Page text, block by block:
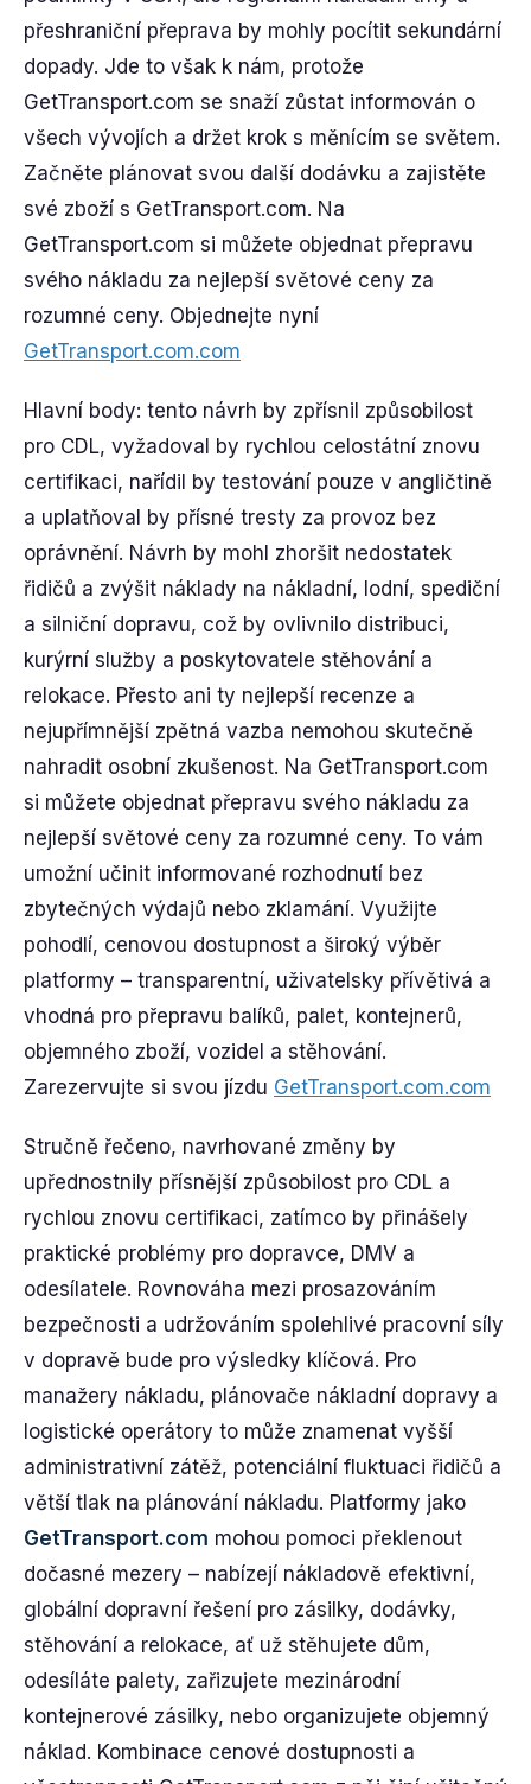
přeshraniční přeprava by mohly pocítit sekundární
dopady. Jde to však k nám, protože
GetTransport.com se snaží zůstat informován o
všech vývojích a držet krok s měnícím se světem.
Začněte plánovat svou další dodávku a zajistěte
své zboží s GetTransport.com. Na
GetTransport.com si můžete objednat přepravu
svého nákladu za nejlepší světové ceny za
rozumné ceny. Objednejte nyní
GetTransport.com.com
Hlavní body: tento návrh by zpřísnil způsobilost
pro CDL, vyžadoval by rychlou celostátní znovu
certifikaci, nařídil by testování pouze v angličtině
a uplatňoval by přísné tresty za provoz bez
oprávnění. Návrh by mohl zhoršit nedostatek
řidičů a zvýšit náklady na nákladní, lodní, spediční
a silniční dopravu, což by ovlivnilo distribuci,
kurýrní služby a poskytovatele stěhování a
relokace. Přesto ani ty nejlepší recenze a
nejupřímnější zpětná vazba nemohou skutečně
nahradit osobní zkušenost. Na GetTransport.com
si můžete objednat přepravu svého nákladu za
nejlepší světové ceny za rozumné ceny. To vám
umožní učinit informované rozhodnutí bez
zbytečných výdajů nebo zklamání. Využijte
pohodlí, cenovou dostupnost a široký výběr
platformy – transparentní, uživatelsky přívětivá a
vhodná pro přepravu balíků, palet, kontejnerů,
objemného zboží, vozidel a stěhování.
Zarezervujte si svou jízdu GetTransport.com.com
Stručně řečeno, navrhované změny by
upřednostnily přísnější způsobilost pro CDL a
rychlou znovu certifikaci, zatímco by přinášely
praktické problémy pro dopravce, DMV a
odesílatele. Rovnováha mezi prosazováním
bezpečnosti a udržováním spolehlivé pracovní síly
v dopravě bude pro výsledky klíčová. Pro
manažery nákladu, plánovače nákladní dopravy a
logistické operátory to může znamenat vyšší
administrativní zátěž, potenciální fluktuaci řidičů a
větší tlak na plánování nákladu. Platformy jako
GetTransport.com mohou pomoci překlenout
dočasné mezery – nabízejí nákladově efektivní,
globální dopravní řešení pro zásilky, dodávky,
stěhování a relokace, ať už stěhujete dům,
odesíláte palety, zařizujete mezinárodní
kontejnerové zásilky, nebo organizujete objemný
náklad. Kombinace cenové dostupnosti a